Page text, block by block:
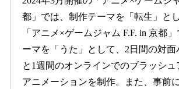
都」では、制作テーマを「転生」と
「アニメ×ゲームジャム F.F. in 京都
ーマを「うた」として、2日間の対
と1週間のオンラインでのブラッシ
アニメーションを制作。また、事前